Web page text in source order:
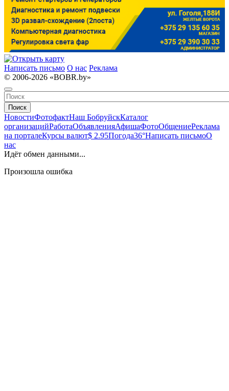
Написать письмо О нас Реклама
© 2006-2026 «BOBR.by»
Поиск
НовостиФотофактНаш БобруйскКаталог
организацийРаботаОбъявленияАфишаФотоОбщениеРеклама
на порталеКурсы валют$ 2.95Погода36°Написать письмоО
нас
Идёт обмен данными...
Произошла ошибка